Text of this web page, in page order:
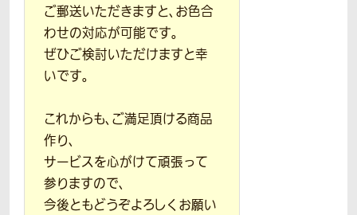
ご郵送いただきますと、お色合
わせの対応が可能です。
ぜひご検討いただけますと幸
いです。
これからも、ご満足頂ける商品
作り、
サービスを心がけて頑張って
参りますので、
今後ともどうぞよろしくお願い